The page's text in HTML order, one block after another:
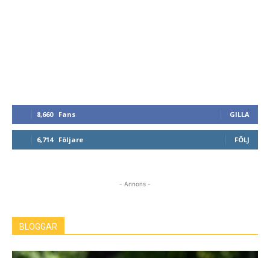
8,660 Fans GILLA
6,714 Följare FÖLJ
- Annons -
BLOGGAR